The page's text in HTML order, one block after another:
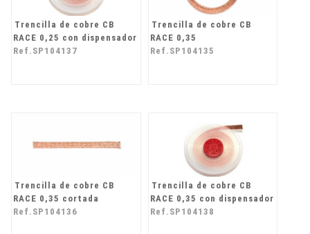
Trencilla de cobre CB
RACE 0,25 con dispensador
Ref.SP104137
Trencilla de cobre CB
RACE 0,35
Ref.SP104135
Trencilla de cobre CB
RACE 0,35 cortada
Ref.SP104136
Trencilla de cobre CB
RACE 0,35 con dispensador
Ref.SP104138